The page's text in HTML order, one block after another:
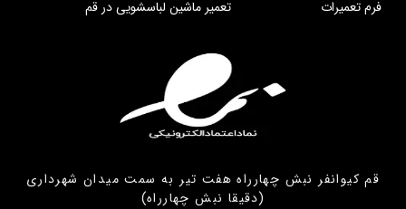
فرم تعمیرات
تعمیر ماشین لباسشویی در قم
قم کیوانفر نبش چهارراه هفت تیر به سمت میدان شهرداری
(دقیقا نبش چهارراه)